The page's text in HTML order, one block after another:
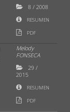
8 /2008
RESUMEN
PDF
Melody
FONSECA
29 /
2015
RESUMEN
PDF